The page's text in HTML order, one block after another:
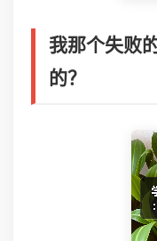
我那个失败
的？